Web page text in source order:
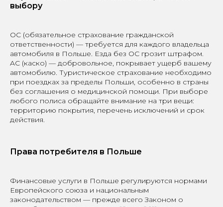
выбору
OC (обязательное страхование гражданской
ответственности) — требуется для каждого владельца
автомобиля в Польше. Езда без OC грозит штрафом.
AC (каско) — добровольное, покрывает ущерб вашему
автомобилю. Туристическое страхование необходимо
при поездках за пределы Польши, особенно в страны
без соглашения о медицинской помощи. При выборе
любого полиса обращайте внимание на три вещи:
территорию покрытия, перечень исключений и срок
действия.
Права потребителя в Польше
Финансовые услуги в Польше регулируются нормами
Европейского союза и национальным
законодательством — прежде всего Законом о